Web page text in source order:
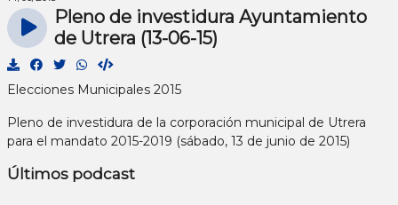
Pleno de investidura Ayuntamiento
de Utrera (13-06-15)
Elecciones Municipales 2015
Pleno de investidura de la corporación municipal de Utrera
para el mandato 2015-2019 (sábado, 13 de junio de 2015)
Últimos podcast